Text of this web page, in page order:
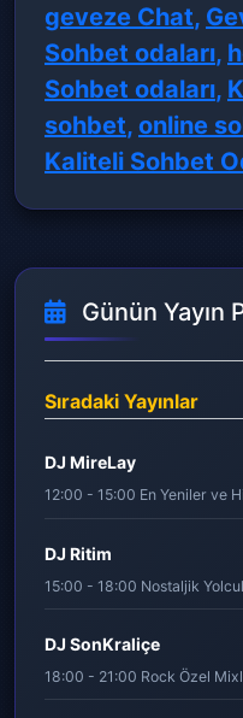
geveze Chat,
Sohbet odaları,
Sohbet odaları,
sohbet, online
Kaliteli Sohbet
Günün Yayın
Sıradaki Yayınlar
DJ MireLay
12:00 - 15:00 En Yeniler ve
DJ Ritim
15:00 - 18:00 Nostaljik
DJ SonKraliçe
18:00 - 21:00 Rock Özel